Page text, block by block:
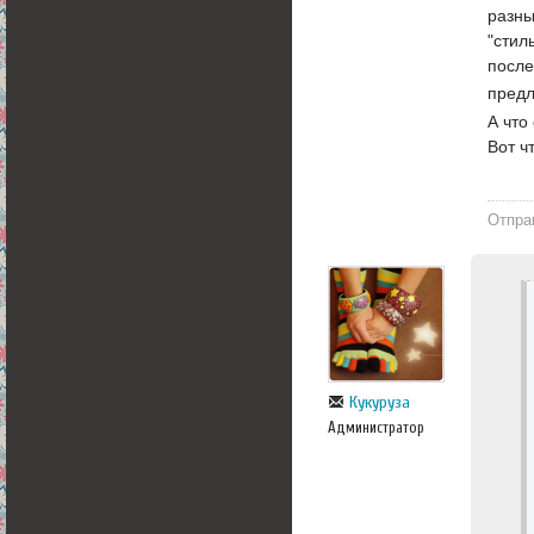
А что
Вот
Кукуруза
Администратор